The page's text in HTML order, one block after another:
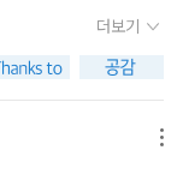
한 것은 휴식이 아
서의 감정적 반추현
을 상대로 추천하는
데, 요새 책보다 술
든 마음에 토닥토
의 마음을 다스리
는 큰 카테고리 안
더보기